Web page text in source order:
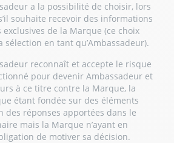
a la possibilité de choisir, lors
souhaite recevoir des informations
de la Marque (ce choix
sélection en tant qu’Ambassadeur).
reconnaît et accepte le risque
pour devenir Ambassadeur et
à ce titre contre la Marque, la
étant fondée sur des éléments
des réponses apportées dans le
mais la Marque n’ayant en
de motiver sa décision.